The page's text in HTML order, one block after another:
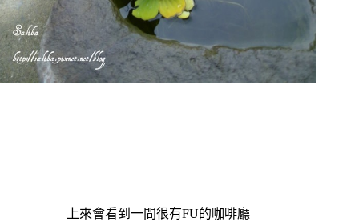
上來會看到一間很有FU的咖啡廳